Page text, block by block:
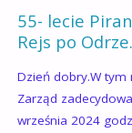
55- lecie
Rejs po Odrze.
Dzień dobry.W tym
Zarząd
września 2024